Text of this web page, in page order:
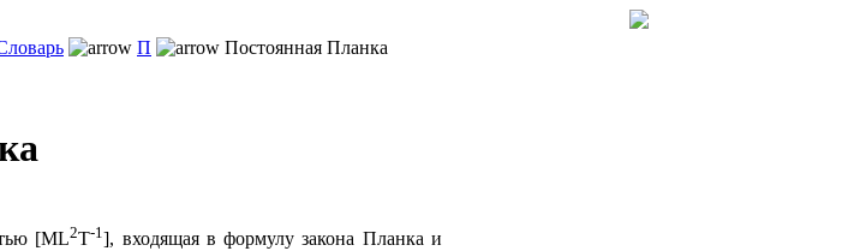
П Постоянная Планка
[ML2T-1], входящая в формулу закона Планка и